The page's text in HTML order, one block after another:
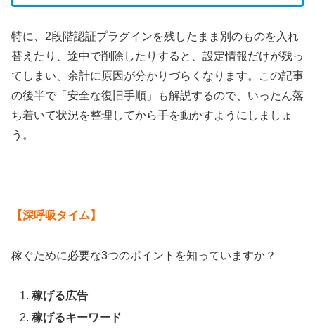
特に、2段階認証プラグインを残したまま別のものを入れ
替えたり、途中で削除したりすると、設定情報だけが残っ
てしまい、余計に原因が分かりづらくなります。この記事
の後半で「安全な復旧手順」も解説するので、いったん落
ち着いて状況を整理してから手を動かすようにしましょ
う。
【深呼吸タイム】
稼ぐために必要な3つのポイントを知っていますか？
稼げる広告
稼げるキーワード